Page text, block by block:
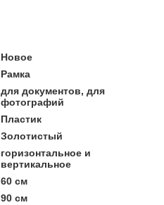
Новое
Рамка
для документов, для
фотографий
Пластик
Золотистый
горизонтальное и
вертикальное
60 см
90 см